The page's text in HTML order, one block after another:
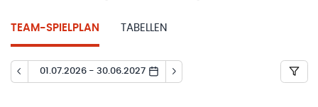
TEAM-SPIELPLAN TABELLEN
01.07.2026 - 30.06.2027